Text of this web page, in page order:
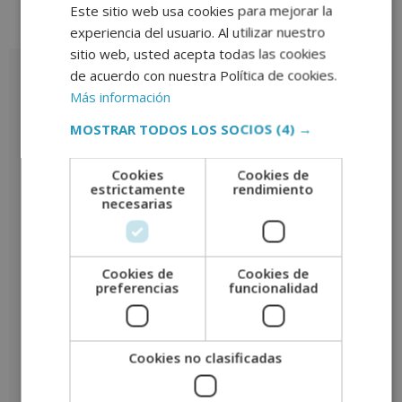
Valoraciones (0)
Valoraciones
Comunitaria”
*
Este sitio web usa cookies para mejorar la
experiencia del usuario. Al utilizar nuestro
sitio web, usted acepta todas las cookies
de acuerdo con nuestra Política de cookies.
Más información
MOSTRAR TODOS LOS SOCIOS (4) →
Cookies
estrictamente
necesarias
Cookies de
rendimiento
Cookies de
preferencias
Cookies de
funcionalidad
Cookies no clasificadas